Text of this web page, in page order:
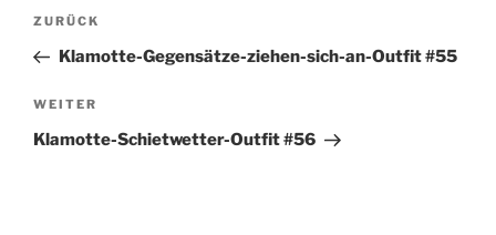
Beitragsnavigation
Vorheriger
Beitrag
ZURÜCK
Klamotte-Gegensätze-ziehen-sich-an-Outfit #55
Nächster
Beitrag
WEITER
Klamotte-Schietwetter-Outfit #56